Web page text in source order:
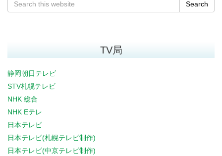
Search
TV局
静岡朝日テレビ
STV札幌テレビ
NHK 総合
NHK Eテレ
日本テレビ
日本テレビ(札幌テレビ制作)
日本テレビ(中京テレビ制作)